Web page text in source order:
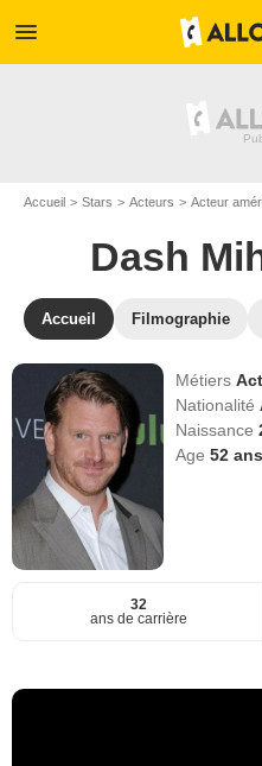
menu
Accueil Stars Acteurs Acteur
Dash
Accueil Filmographie
Métiers
Nationalité
Naissance
Age52 ans
32
ans de carrière